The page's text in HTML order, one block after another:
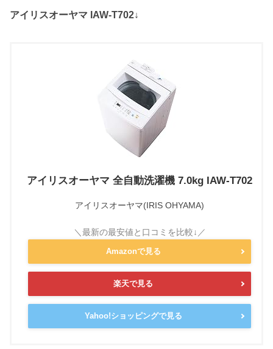
アイリスオーヤマ IAW-T702↓
アイリスオーヤマ 全自動洗濯機 7.0kg IAW-T702
アイリスオーヤマ(IRIS OHYAMA)
Amazonで見る
楽天で見る
Yahoo!ショッピングで見る